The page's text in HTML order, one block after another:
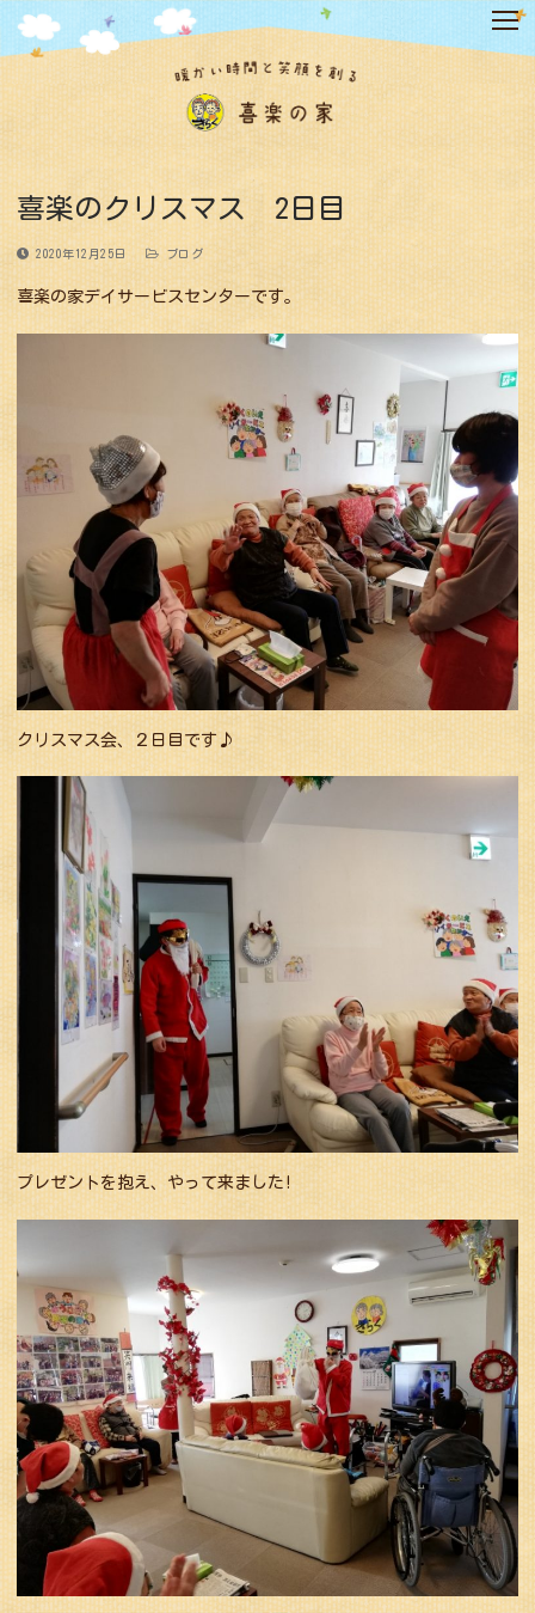
テ
ン
ツ
へ
ス
キ
ッ
プ
喜楽のクリスマス 2日目
2020年12月25日 ブログ
喜楽の家デイサービスセンターです。
クリスマス会、２日目です♪
プレゼントを抱え、やって来ました!